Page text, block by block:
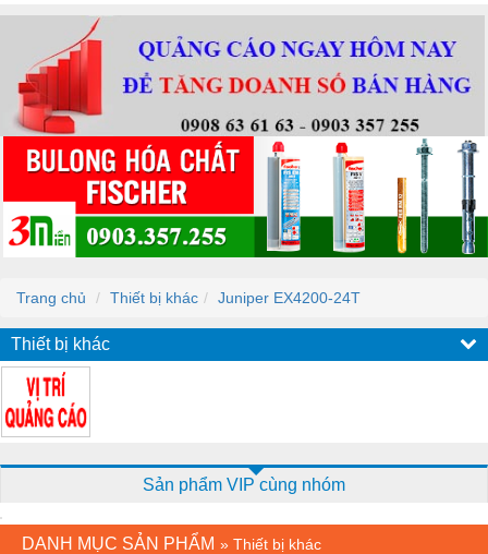
Trang chủ Thiết bị khác Juniper EX4200-24T
Thiết bị khác
Sản phẩm VIP cùng nhóm
DANH MỤC SẢN PHẨM » Thiết bị khác